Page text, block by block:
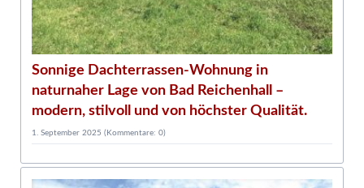
Sonnige Dachterrassen-Wohnung in
naturnaher Lage von Bad Reichenhall –
modern, stilvoll und von höchster Qualität.
1. September 2025 (Kommentare: 0)